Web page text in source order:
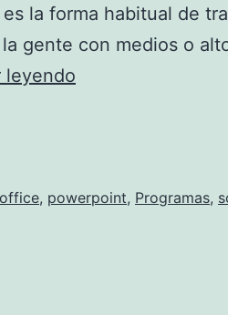
la forma habitual de
gente con medios o
leyendo
office, powerpoint, Programas,